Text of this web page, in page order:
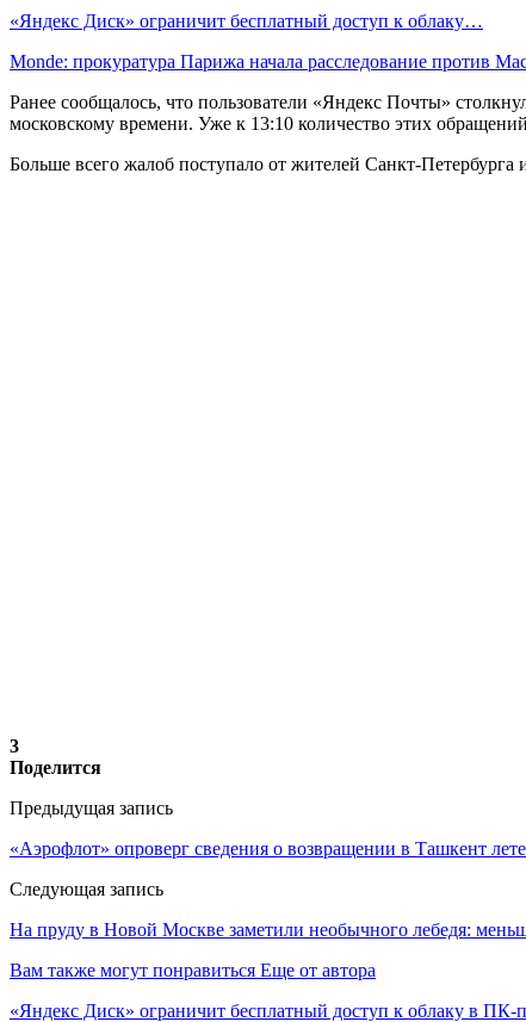
«Яндекс Диск» ограничит бесплатный доступ к облаку…
Monde: прокуратура Парижа начала расследование против
Ранее сообщалось, что пользователи «Яндекс Почты»
московскому времени. Уже к 13:10 количество этих
Больше всего жалоб поступало от жителей Санкт-
3
Поделится
Предыдущая запись
«Аэрофлот» опроверг сведения о возвращении в Ташкент
Следующая запись
На пруду в Новой Москве заметили необычного лебедя:
Вам также могут понравиться Еще от автора
«Яндекс Диск» ограничит бесплатный доступ к облаку в ПК-